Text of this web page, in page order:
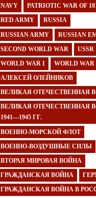
NAVY PATRIOTIC WAR OF
RED ARMY RUSSIA
RUSSIAN ARMY RUSSIAN
SECOND WORLD WAR USSR
WORLD WAR I WORLD
АЛЕКСЕЙ ОЛЕЙНИКОВ
ВЕЛИКАЯ ОТЕЧЕСТВЕННАЯ
ВЕЛИКАЯ ОТЕЧЕСТВЕННАЯ
1941—1945 ГГ.
ВОЕННО-МОРСКОЙ ФЛОТ
ВОЕННО-ВОЗДУШНЫЕ СИЛЫ
ВТОРАЯ МИРОВАЯ ВОЙНА
ГРАЖДАНСКАЯ ВОЙНА
ГРАЖДАНСКАЯ ВОЙНА В